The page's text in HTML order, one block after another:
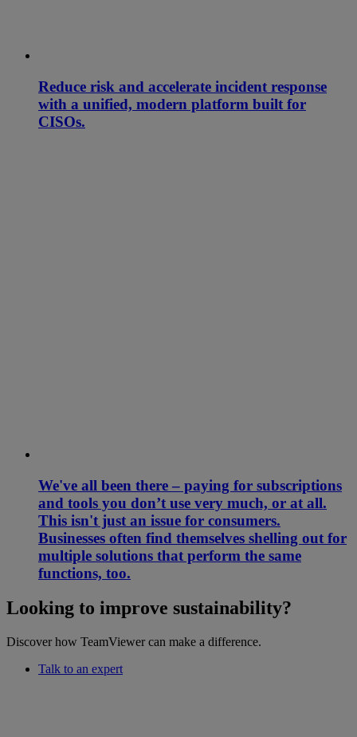
Reduce risk and accelerate incident response
with a unified, modern platform built for
CISOs.
We've all been there – paying for subscriptions
and tools you don’t use very much, or at all.
This isn't just an issue for consumers.
Businesses often find themselves shelling out for
multiple solutions that perform the same
functions, too.
Looking to improve sustainability?
Discover how TeamViewer can make a difference.
Talk to an expert